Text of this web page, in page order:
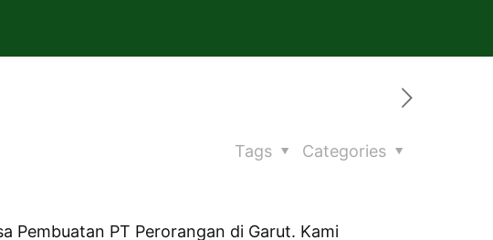
Categories
Tags
Pembuatan PT Perorangan di Garut. Kami